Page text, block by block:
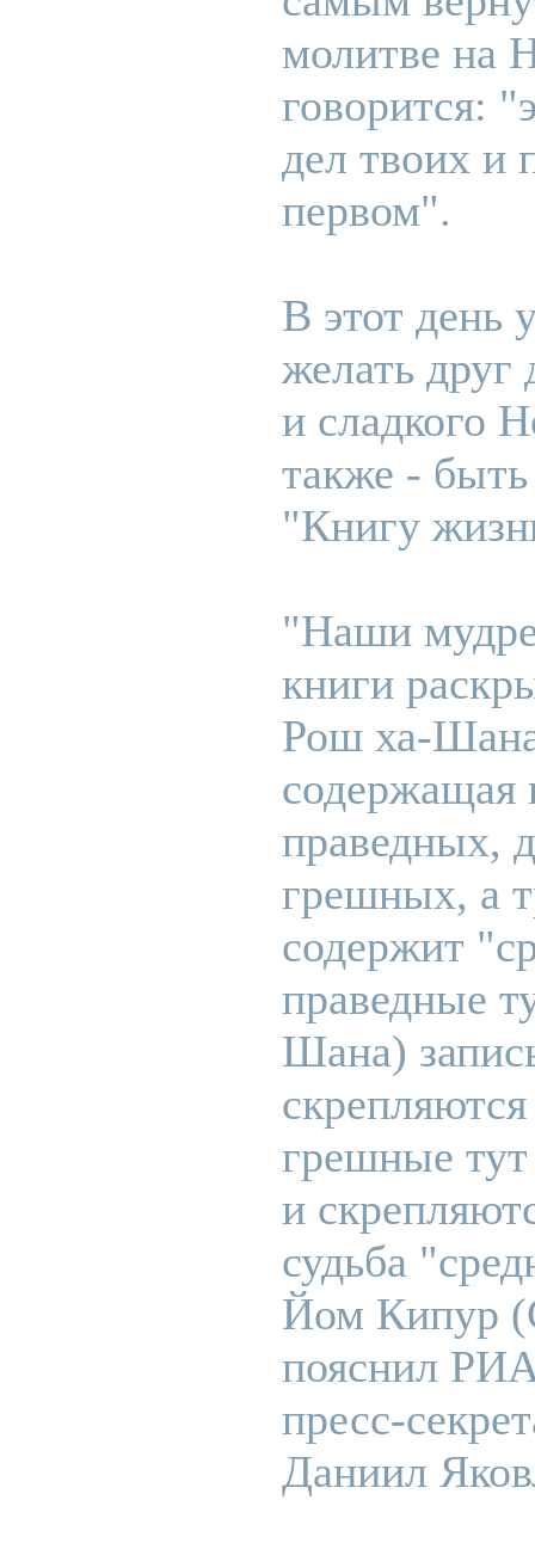
молитве на
говорится:
дел твоих и
первом".
В этот день
желать друг
и сладкого
также -
"Книгу
"Наши
книги
Рош ха-
содержащая
праведных,
грешных, а
содержит
праведные
Шана)
грешные
и
судьба
Йом Кипур
пояснил
пресс-
Даниил